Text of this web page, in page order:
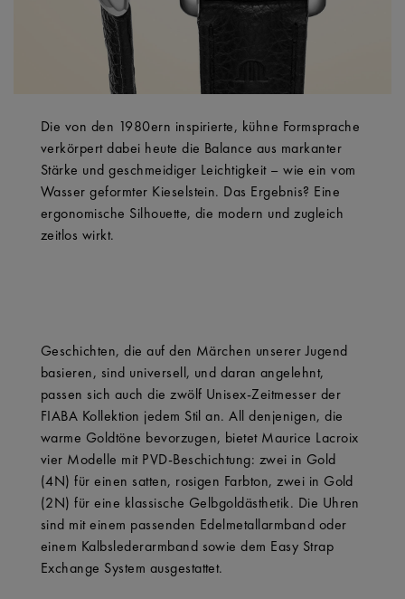
Die von den 1980ern inspirierte, kühne Formsprache
verkörpert dabei heute die Balance aus markanter
Stärke und geschmeidiger Leichtigkeit – wie ein vom
Wasser geformter Kieselstein. Das Ergebnis? Eine
ergonomische Silhouette, die modern und zugleich
zeitlos wirkt.
Geschichten, die auf den Märchen unserer Jugend
basieren, sind universell, und daran angelehnt,
passen sich auch die zwölf Unisex-Zeitmesser der
FIABA Kollektion jedem Stil an. All denjenigen, die
warme Goldtöne bevorzugen, bietet Maurice Lacroix
vier Modelle mit PVD-Beschichtung: zwei in Gold
(4N) für einen satten, rosigen Farbton, zwei in Gold
(2N) für eine klassische Gelbgoldästhetik. Die Uhren
sind mit einem passenden Edelmetallarmband oder
einem Kalbslederarmband sowie dem Easy Strap
Exchange System ausgestattet.